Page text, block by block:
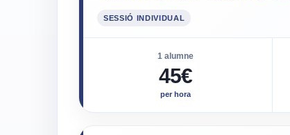
SESSIÓ INDIVIDUAL
1 alumne
45€
per hora